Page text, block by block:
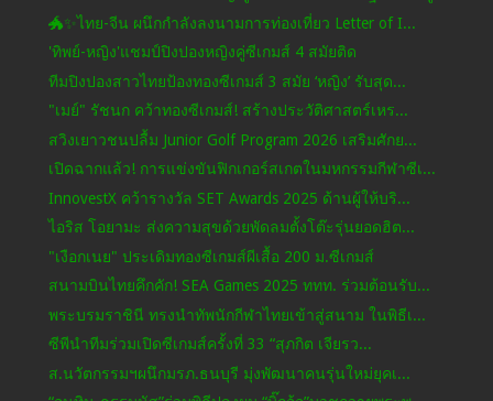
🐲✨ไทย-จีน ผนึกกำลังลงนามการท่องเที่ยว Letter of I...
'ทิพย์-หญิง'แชมป์ปิงปองหญิงคู่ซีเกมส์ 4 สมัยติด
ทีมปิงปองสาวไทยป้องทองซีเกมส์ 3 สมัย ‘หญิง’ รับสุด...
"เมย์" รัชนก คว้าทองซีเกมส์! สร้างประวัติศาสตร์เหร...
สวิงเยาวชนปลื้ม Junior Golf Program 2026 เสริมศักย...
เปิดฉากแล้ว! การแข่งขันฟิกเกอร์สเกตในมหกรรมกีฬาซีเ...
InnovestX คว้ารางวัล SET Awards 2025 ด้านผู้ให้บริ...
ไอริส โอยามะ ส่งความสุขด้วยพัดลมตั้งโต๊ะรุ่นยอดฮิต...
"เงือกเนย" ประเดิมทองซีเกมส์ผีเสื้อ 200 ม.ซีเกมส์
สนามบินไทยคึกคัก! SEA Games 2025 ททท. ร่วมต้อนรับ...
พระบรมราชินี ทรงนำทัพนักกีฬาไทยเข้าสู่สนาม ในพิธีเ...
ซีพีนำทีมร่วมเปิดซีเกมส์ครั้งที่ 33 “สุภกิต เจียรว...
ส.นวัตกรรมฯผนึกมรภ.ธนบุรี มุ่งพัฒนาคนรุ่นใหม่ยุคเ...